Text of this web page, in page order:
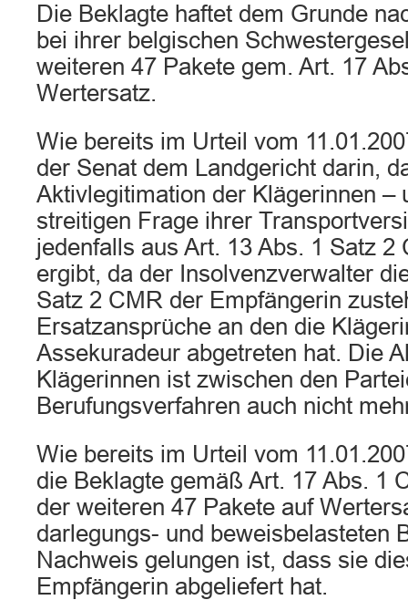
Die Beklagte haftet dem Grunde
bei ihrer belgischen
weiteren 47 Pakete gem. Art. 17
Wertersatz.
Wie bereits im Urteil vom
der Senat dem Landgericht darin,
Aktivlegitimation der Klägerinnen –
streitigen Frage ihrer
jedenfalls aus Art. 13 Abs. 1 Satz
ergibt, da der Insolvenzverwalter
Satz 2 CMR der Empfängerin
Ersatzansprüche an den die
Assekuradeur abgetreten hat. Die
Klägerinnen ist zwischen den
Berufungsverfahren auch nicht
Wie bereits im Urteil vom
die Beklagte gemäß Art. 17 Abs. 1
der weiteren 47 Pakete auf
darlegungs- und beweisbelasteten
Nachweis gelungen ist, dass sie
Empfängerin abgeliefert hat.